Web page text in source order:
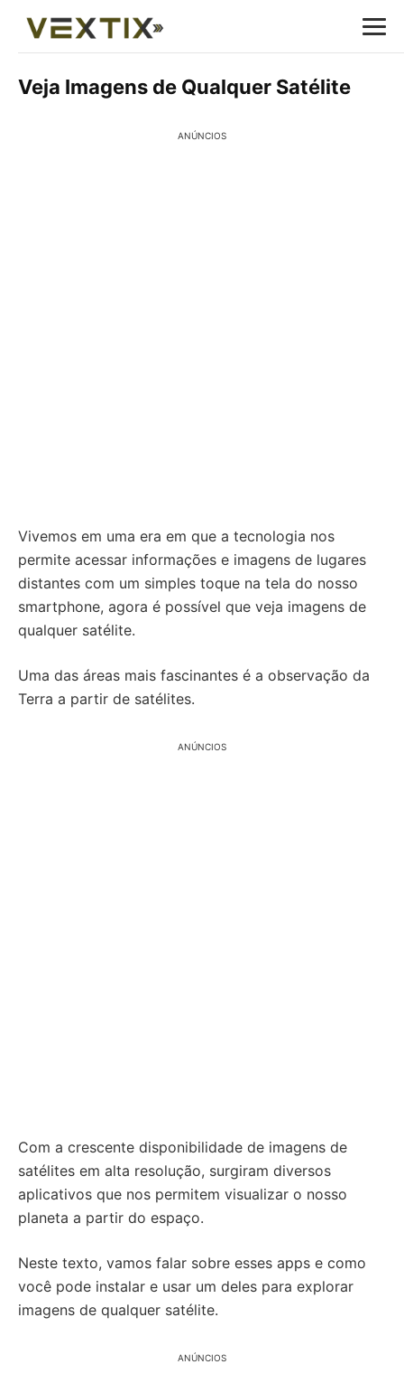
Veja Imagens de Qualquer Satélite
ANÚNCIOS
Vivemos em uma era em que a tecnologia nos
permite acessar informações e imagens de lugares
distantes com um simples toque na tela do nosso
smartphone, agora é possível que veja imagens de
qualquer satélite.
Uma das áreas mais fascinantes é a observação da
Terra a partir de satélites.
ANÚNCIOS
Com a crescente disponibilidade de imagens de
satélites em alta resolução, surgiram diversos
aplicativos que nos permitem visualizar o nosso
planeta a partir do espaço.
Neste texto, vamos falar sobre esses apps e como
você pode instalar e usar um deles para explorar
imagens de qualquer satélite.
ANÚNCIOS